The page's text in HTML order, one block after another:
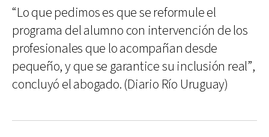
“Lo que pedimos es que se reformule el
programa del alumno con intervención de los
profesionales que lo acompañan desde
pequeño, y que se garantice su inclusión real”,
concluyó el abogado. (Diario Río Uruguay)